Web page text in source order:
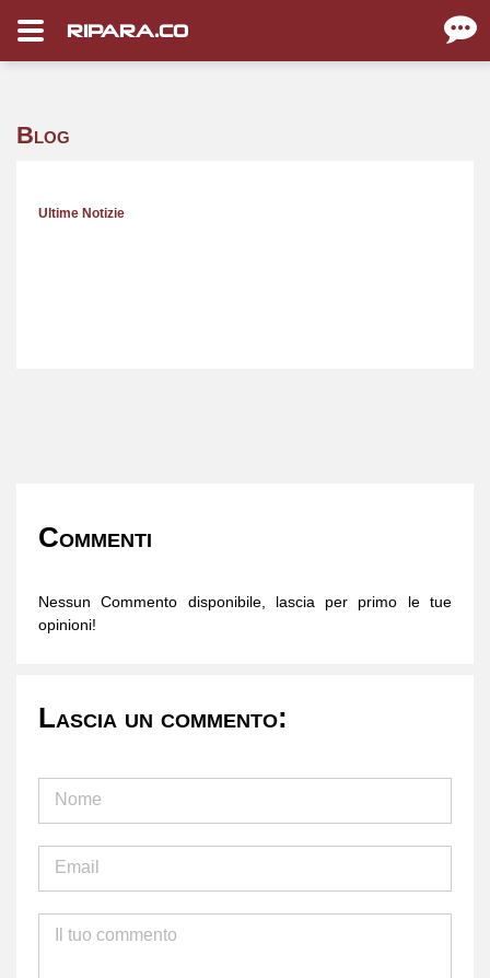
RIPARA.CO
Blog
Ultime Notizie
Commenti
Nessun Commento disponibile, lascia per primo le tue
opinioni!
Lascia un commento: